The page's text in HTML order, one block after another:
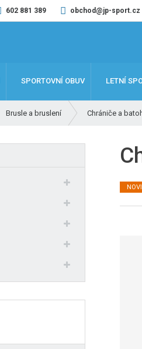
602 881 389 obchod@jp-sport.cz
SPORTOVNÍ OBUV LETNÍ
Brusle a bruslení Chrániče a